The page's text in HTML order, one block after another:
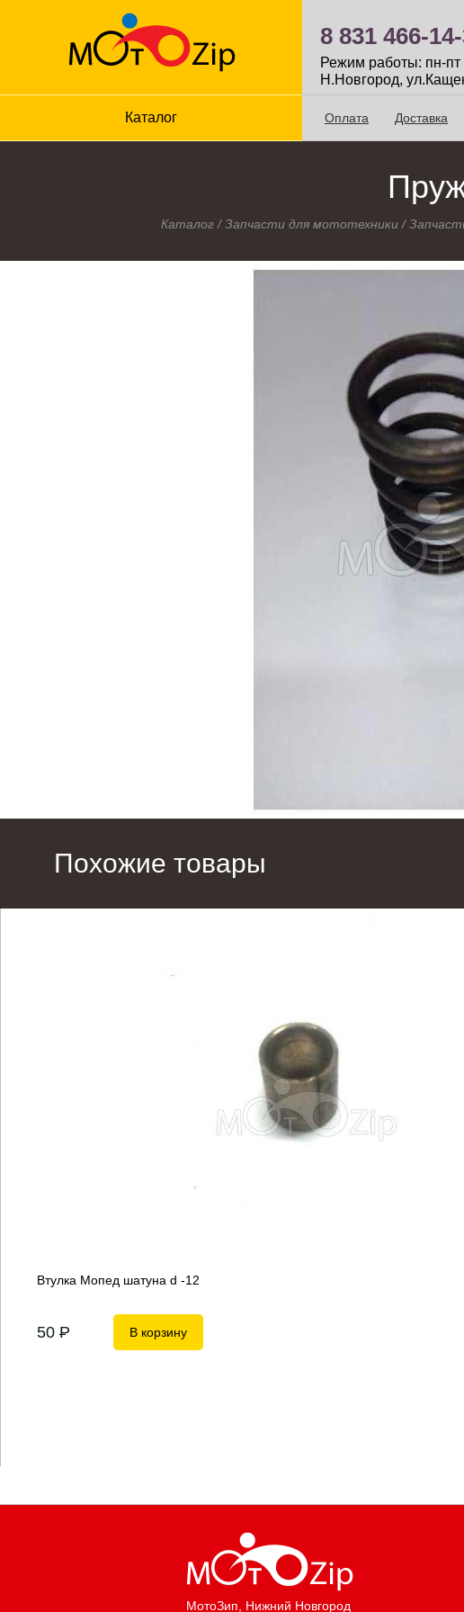
8 831 466-
Режим работы: пн-пт
Н.Новгород,
Каталог Оплата Доставка
Каталог/Запчасти для мототехники/
Похожие товары
Втулка Мопед шатуна d -12
50 P В корзину
МотоЗип , Нижний Новгород